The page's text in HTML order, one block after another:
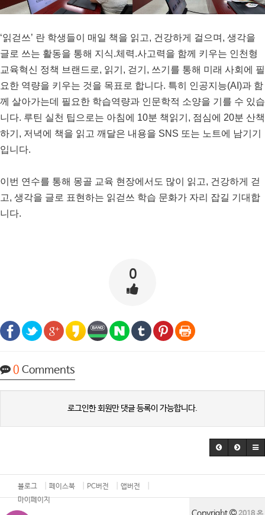
‘읽걷쓰’ 란 학생들이 매일 책을 읽고, 건강하게 걸으며 , 생각을
글로 쓰는 활동을 통해 지식.체력.사고력을 함께 키우는 인천형
교육혁신 정책 브랜드로, 읽기 , 걷기 , 쓰기를 통해 미래 사회에 필
요한 역량을 키우는 것을 목표로 합니다. 특히 인공지능(AI)과 함
께 살아가는데 필요한 학습역량과 인문학적 소양을 기를 수 있습
니다. 루틴 실천 팁으로는 아침에 10분 책읽기 , 점심에 20분 산책
하기 , 저녁에 책을 읽고 깨달은 내용을 SNS 또는 노트에 남기기
입니다.
이번 연수를 통해 몽골 교육 현장에서도 많이 읽고, 건강하게 걷
고, 생각을 글로 표현하는 읽걷쓰 학습 문화가 자리 잡길 기대합
니다.
0
0 Comments
로그인한 회원만 댓글 등록이 가능합니다.
블로그 페이스북 PC버전
앱버전
마이페이지